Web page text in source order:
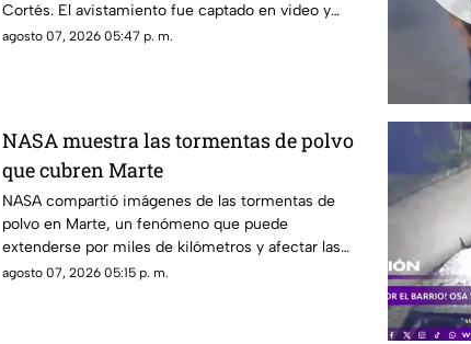
Cortés. El avistamiento fue captado en video y
sorprendió a los visitantes.
agosto 07, 2026 05:47 p. m.
NASA muestra las tormentas de polvo
que cubren Marte
NASA compartió imágenes de las tormentas de
polvo en Marte, un fenómeno que puede
extenderse por miles de kilómetros y afectar las
misiones de exploración
agosto 07, 2026 05:15 p. m.